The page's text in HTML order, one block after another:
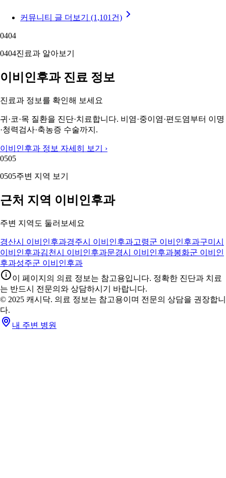
커뮤니티 글 더보기 (1,101건)
0404
0404진료과 알아보기
이비인후과 진료 정보
진료과 정보를 확인해 보세요
귀·코·목 질환을 진단·치료합니다. 비염·중이염·편도염부터 이명
·청력검사·축농증 수술까지.
이비인후과 정보 자세히 보기 ›
0505
0505주변 지역 보기
근처 지역 이비인후과
주변 지역도 둘러보세요
경산시 이비인후과경주시 이비인후과고령군 이비인후과구미시
이비인후과김천시 이비인후과문경시 이비인후과봉화군 이비인
후과성주군 이비인후과
이 페이지의 의료 정보는 참고용입니다. 정확한 진단과 치료
는 반드시 전문의와 상담하시기 바랍니다.
© 2025 캐시닥. 의료 정보는 참고용이며 전문의 상담을 권장합니
다.
내 주변 병원